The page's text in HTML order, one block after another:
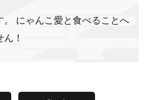
。 にゃんこ愛と食べることへ
！